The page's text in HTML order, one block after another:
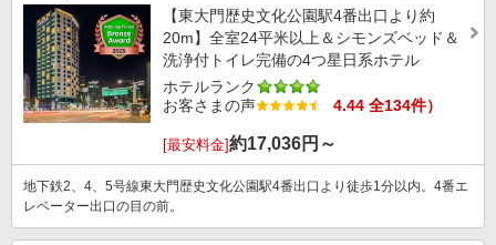
【東大門歴史文化公園駅4番出口より約
20m】全室24平米以上＆シモンズベッド＆
洗浄付トイレ完備の4つ星日系ホテル
ホテルランク
お客さまの声
4.44 全134件）
[最安料金]約17,036円～
地下鉄2、4、5号線東大門歴史文化公園駅4番出口より徒歩1分以内。4番エ
レベーター出口の目の前。